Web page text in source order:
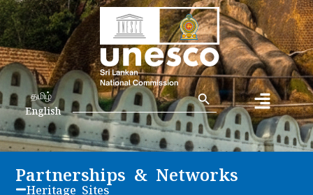
தமிழ்
English
Search
for:
Search Button
Partnerships & Networks
Heritage Sites